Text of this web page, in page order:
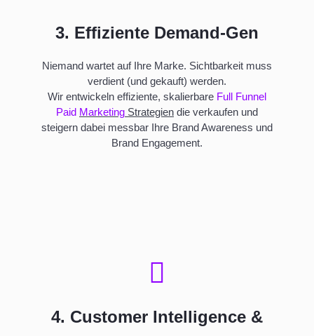
3. Effiziente Demand-Gen
Niemand wartet auf Ihre Marke. Sichtbarkeit muss
verdient (und gekauft) werden.
Wir entwickeln effiziente, skalierbare Full Funnel
Paid Marketing Strategien die verkaufen und
steigern dabei messbar Ihre Brand Awareness und
Brand Engagement.
4. Customer Intelligence &